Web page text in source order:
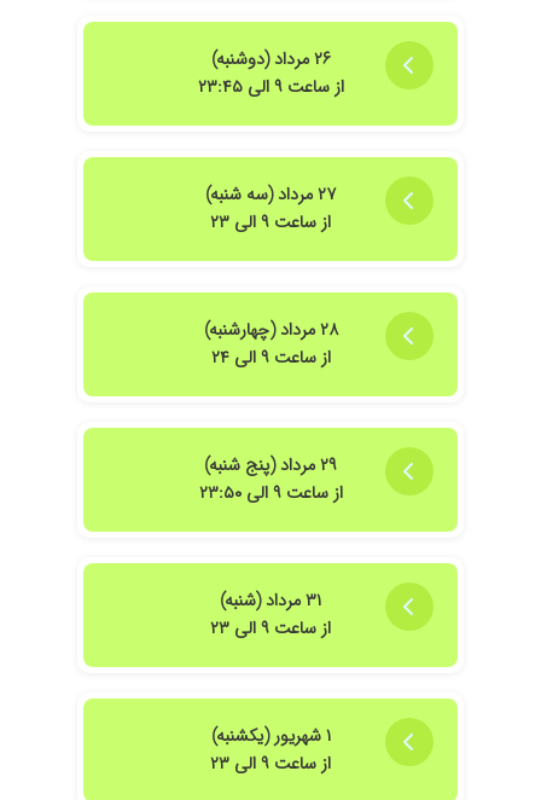
۲۶ مرداد (دوشنبه)
از ساعت ۹ الی ۲۳:۴۵
۲۷ مرداد (سه شنبه)
از ساعت ۹ الی ۲۳
۲۸ مرداد (چهارشنبه)
از ساعت ۹ الی ۲۴
۲۹ مرداد (پنج شنبه)
از ساعت ۹ الی ۲۳:۵۰
۳۱ مرداد (شنبه)
از ساعت ۹ الی ۲۳
۱ شهریور (یکشنبه)
از ساعت ۹ الی ۲۳